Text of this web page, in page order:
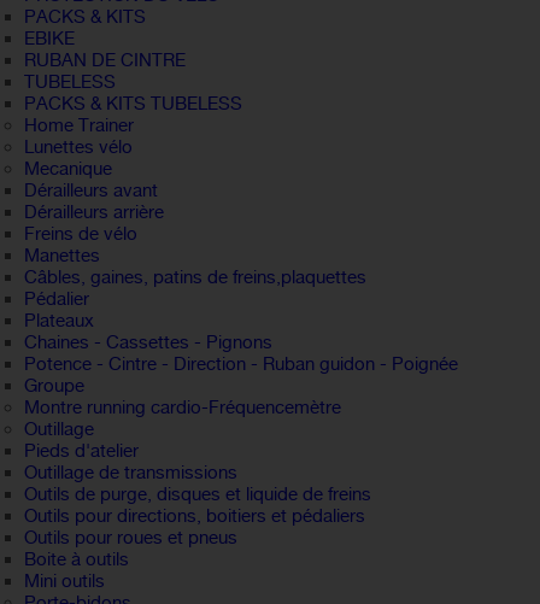
PACKS & KITS
EBIKE
RUBAN DE CINTRE
TUBELESS
PACKS & KITS TUBELESS
Home Trainer
Lunettes vélo
Mecanique
Dérailleurs avant
Dérailleurs arrière
Freins de vélo
Manettes
Câbles, gaines, patins de freins,plaquettes
Pédalier
Plateaux
Chaines - Cassettes - Pignons
Potence - Cintre - Direction - Ruban guidon - Poignée
Groupe
Montre running cardio-Fréquencemètre
Outillage
Pieds d'atelier
Outillage de transmissions
Outils de purge, disques et liquide de freins
Outils pour directions, boitiers et pédaliers
Outils pour roues et pneus
Boite à outils
Mini outils